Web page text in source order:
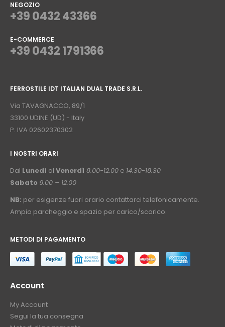
NEGOZIO
+39 0432 43366
E-COMMERCE
+39 0432 1791366
FERROSTILE IDT ITALIAN DUAL TRADE S.R.L.
Via TAVAGNACCO, 89/1
33100 UDINE (UD) - Italy
P. IVA 02602370302
I NOSTRI ORARI
Dal Lunedì al Venerdì 8.00-12.00 e 14.30-18.30
Sabato 9.00 – 12.00
NB: per esigenze fuori orario contattarci telefonicamente.
Ampio parcheggio e spazio per carico/scarico.
METODI DI PAGAMENTO
Account
My Account
Segui la tua consegna